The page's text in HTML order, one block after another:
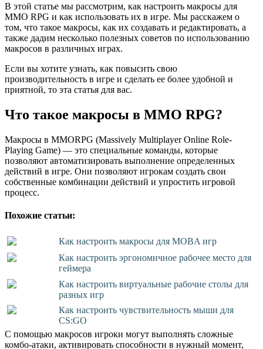
В этой статье мы рассмотрим, как настроить макросы для
MMO RPG и как использовать их в игре. Мы расскажем о
том, что такое макросы, как их создавать и редактировать, а
также дадим несколько полезных советов по использованию
макросов в различных играх.
Если вы хотите узнать, как повысить свою
производительность в игре и сделать ее более удобной и
приятной, то эта статья для вас.
Что такое макросы в MMO RPG?
Макросы в MMORPG (Massively Multiplayer Online Role-
Playing Game) — это специальные команды, которые
позволяют автоматизировать выполнение определенных
действий в игре. Они позволяют игрокам создать свои
собственные комбинации действий и упростить игровой
процесс.
Похожие статьи:
Как настроить макросы для MOBA игр
Как настроить эргономичное рабочее место для
геймера
Как настроить виртуальные рабочие столы для
разных игр
Как настроить чувствительность мыши для
CS:GO
С помощью макросов игроки могут выполнять сложные
комбо-атаки, активировать способности в нужный момент,